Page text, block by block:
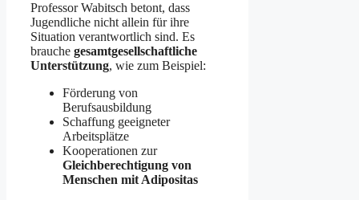
Professor Wabitsch betont, dass
Jugendliche nicht allein für ihre
Situation verantwortlich sind. Es
brauche gesamtgesellschaftliche
Unterstützung, wie zum Beispiel:
Förderung von
Berufsausbildung
Schaffung geeigneter
Arbeitsplätze
Kooperationen zur
Gleichberechtigung von
Menschen mit Adipositas